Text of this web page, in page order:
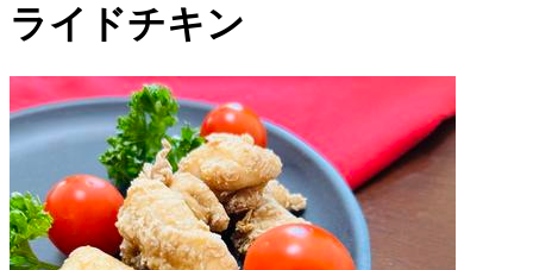
ライドチキン